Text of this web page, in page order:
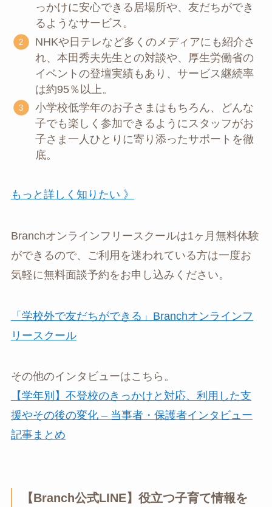
っかけに安心できる居場所や、友だちができ
るようなサービス。
NHKや日テレなど多くのメディアにも紹介さ
れ、本田秀夫先生との対談や、厚生労働省の
イベントの登壇実績もあり、サービス継続率
は約95％以上。
小学校低学年のお子さまはもちろん、どんな
子でも楽しく参加できるようにスタッフがお
子さま一人ひとりに寄り添ったサポートを徹
底。
もっと詳しく知りたい 》
Branchオンラインフリースクールは1ヶ月無料体験
ができるので、ご利用を迷われている方は一度お
気軽に無料面談予約をお申し込みください。
「学校外で友だちができる」Branchオンラインフ
リースクール
その他のインタビューはこちら。
【学年別】不登校のきっかけと対応、利用した支
援やその後の変化 – 当事者・保護者インタビュー
記事まとめ
【Branch公式LINE】役立つ子育て情報を